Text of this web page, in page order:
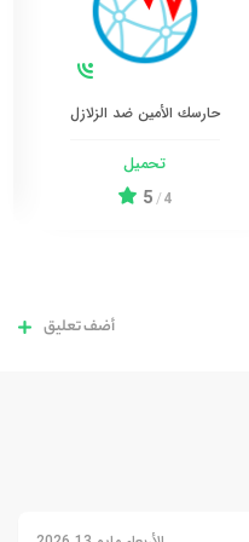
حارسك الأمين ضد الزلازل
تحميل
4
/
5
أضف تعليق